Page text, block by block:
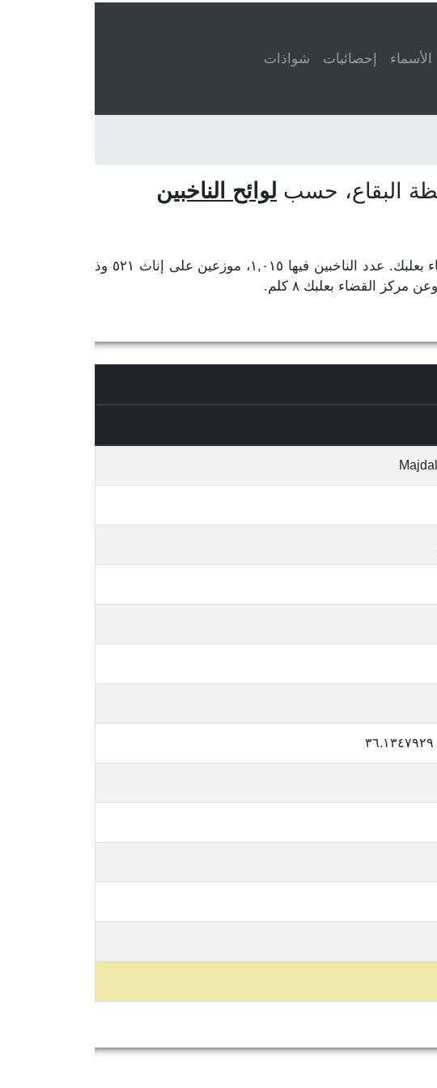
الأسماء إحصائيات شواذات
لوائح الناخبين
في قضاء بعلبك، محافظة البقاع. مركز المحافظة زحلة ومركز القضاء بعلبك. عدد الناخبين فيها ١,٠١٥، موزعين على إناث ٥٢١ وذ